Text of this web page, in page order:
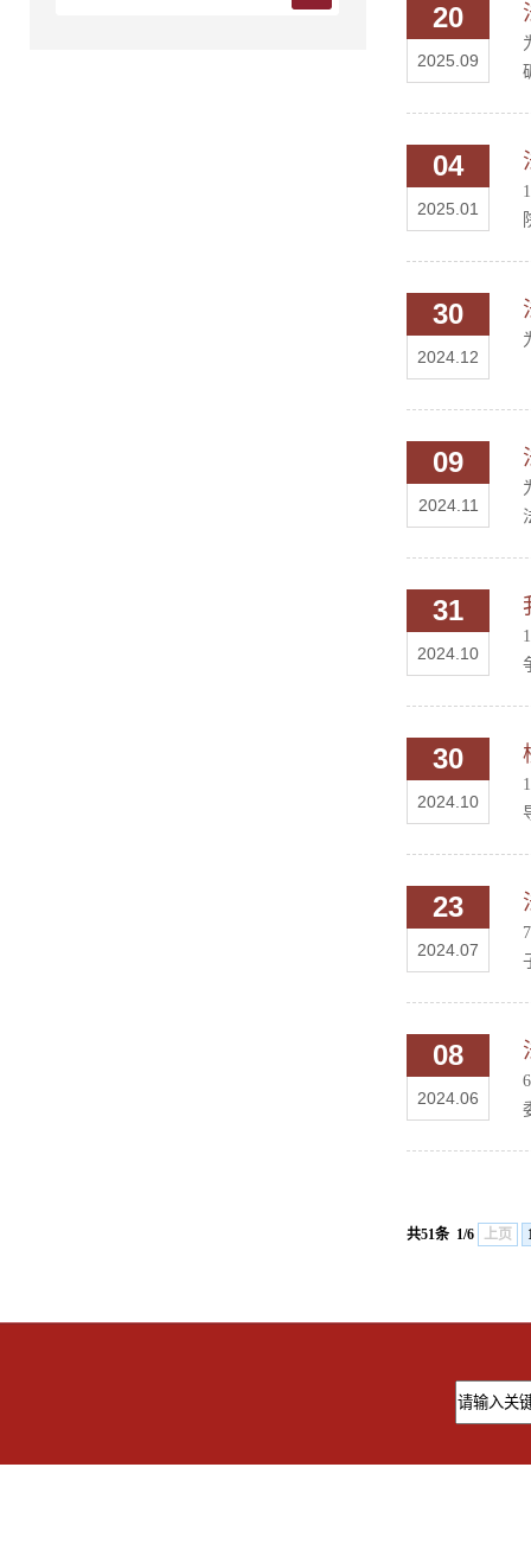
20
2025.09
04
2025.01
30
2024.12
09
2024.11
31
2024.10
30
2024.10
23
2024.07
08
2024.06
共51条 1/6 上页